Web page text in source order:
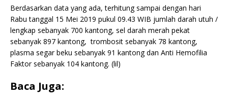
Berdasarkan data yang ada, terhitung sampai dengan hari
Rabu tanggal 15 Mei 2019 pukul 09.43 WIB jumlah darah utuh /
lengkap sebanyak 700 kantong, sel darah merah pekat
sebanyak 897 kantong, trombosit sebanyak 78 kantong,
plasma segar beku sebanyak 91 kantong dan Anti Hemofilia
Faktor sebanyak 104 kantong. (lil)
Baca Juga: